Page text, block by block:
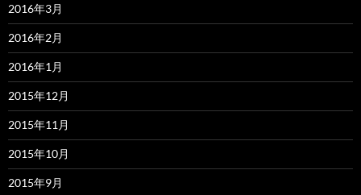
2016年3月
2016年2月
2016年1月
2015年12月
2015年11月
2015年10月
2015年9月